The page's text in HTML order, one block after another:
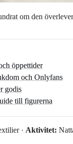
om den
öppettider
och Onlyfans
godis
till figurerna
· Aktivitet: